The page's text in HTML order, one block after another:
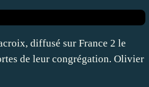
diffusé sur France 2 le
de leur congrégation. Olivier